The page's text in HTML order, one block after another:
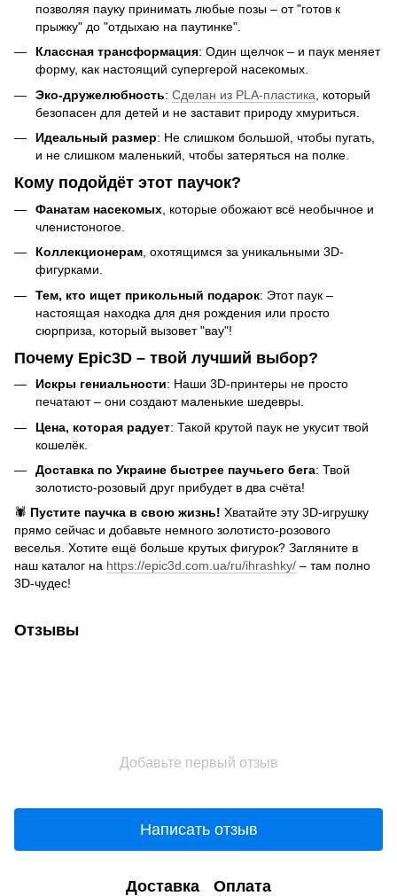
позволяя пауку принимать любые позы – от "готов к
прыжку" до "отдыхаю на паутинке".
Классная трансформация: Один щелчок – и паук меняет
форму, как настоящий супергерой насекомых.
Эко-дружелюбность: Сделан из PLA-пластика , который
безопасен для детей и не заставит природу хмуриться.
Идеальный размер: Не слишком большой, чтобы пугать,
и не слишком маленький, чтобы затеряться на полке.
Кому подойдёт этот паучок?
Фанатам насекомых , которые обожают всё необычное и
членистоногое.
Коллекционерам , охотящимся за уникальными 3D-
фигурками.
Тем, кто ищет прикольный подарок: Этот паук –
настоящая находка для дня рождения или просто
сюрприза, который вызовет "вау"!
Почему Epic3D – твой лучший выбор?
Искры гениальности: Наши 3D-принтеры не просто
печатают – они создают маленькие шедевры.
Цена, которая радует: Такой крутой паук не укусит твой
кошелёк.
Доставка по Украине быстрее паучьего бега: Твой
золотисто-розовый друг прибудет в два счёта!
🕷 Пустите паучка в свою жизнь! Хватайте эту 3D-игрушку
прямо сейчас и добавьте немного золотисто-розового
веселья. Хотите ещё больше крутых фигурок? Загляните в
наш каталог на https://epic3d.com.ua/ru/ihrashky/ – там полно
3D-чудес!
Отзывы
Добавьте первый отзыв
Написать отзыв
Доставка Оплата